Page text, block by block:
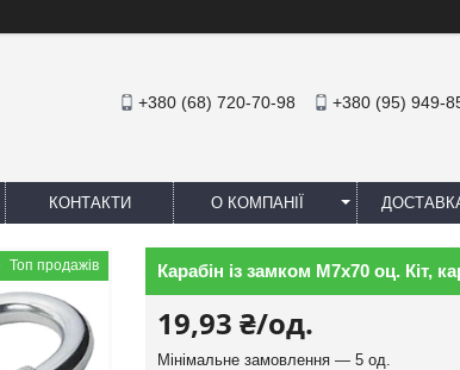
+380 (68) 720-70-98 +380 (95) 949-
КОНТАКТИ О КОМПАНІЇ
Топ продажів Карабін із замком М7х70 оц. Кіт,
19,93 ₴/од.
Мінімальне замовлення — 5 од.